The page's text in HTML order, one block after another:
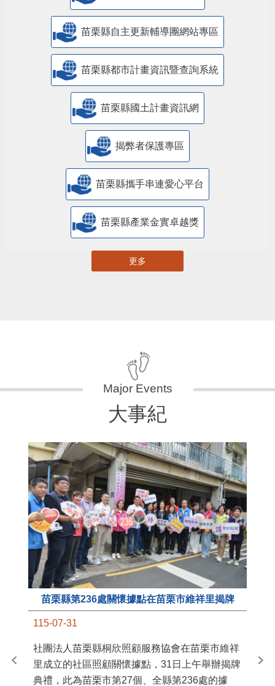
苗栗縣自主更新輔導團網站專區
苗栗縣都市計畫資訊暨查詢系統
苗栗縣國土計畫資訊網
揭弊者保護專區
苗栗縣攜手串連愛心平台
苗栗縣產業金實卓越獎
更多
大事紀
苗栗縣第236處關懷據點在苗栗市維祥里揭牌
115-07-31
社團法人苗栗縣桐欣照顧服務協會在苗栗市維祥
里成立的社區照顧關懷據點，31日上午舉辦揭牌
典禮，此為苗栗市第27個、全縣第236處的據
苗